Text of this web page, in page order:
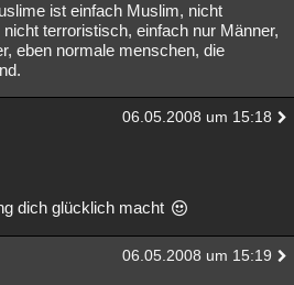
Orte Esoterik Literatur
Gruppen Gaming Filme
Alle Neue Geschlossen
ist einfach Muslim, nicht
terroristisch, einfach nur Männer,
eben normale menschen, die
06.05.2008 um 15:18
dich glücklich macht
06.05.2008 um 15:19